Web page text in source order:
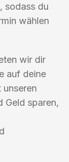
sodass du
wählen
wir dir
auf deine
Geld sparen,